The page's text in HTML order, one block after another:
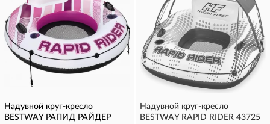
Надувной круг-кресло
BESTWAY РАПИД РАЙДЕР
Надувной круг-кресло
BESTWAY RAPID RIDER 43725